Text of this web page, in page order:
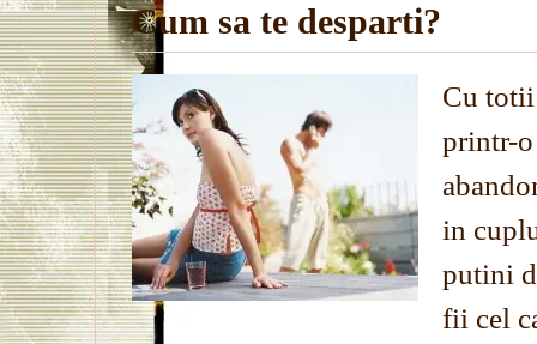
Cum sa te desparti?
Cu totii
printr-o
in
putini
fii cel